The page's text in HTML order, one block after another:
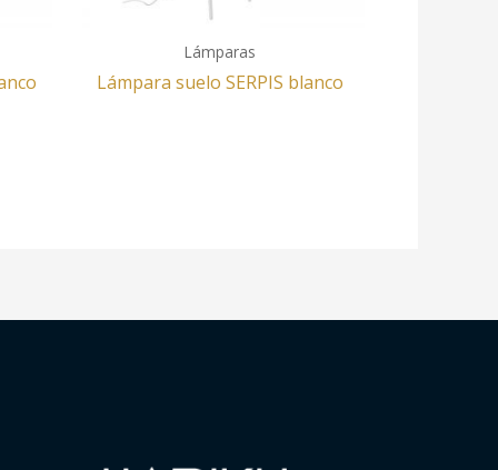
Lámparas
Lámpara suelo SERPIS blanco